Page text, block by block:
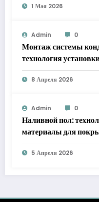
1 Мая 2026
Admin 0
Монтаж системы
технология
8 Апреля 2026
Admin 0
Наливной пол:
материалы для
5 Апреля 2026